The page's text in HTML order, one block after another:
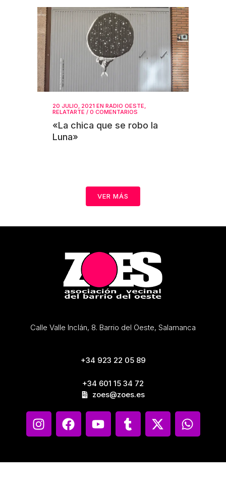
20 JULIO, 2021 EN RADIO OESTE,
RELATARTE / 0 COMENTARIOS
«La chica que se robo la
Luna»
VER MÁS
Calle Valle Inclán, 8. Barrio del Oeste, Salamanca
+34 923 22 05 89
+34 601 15 34 72
zoes@zoes.es